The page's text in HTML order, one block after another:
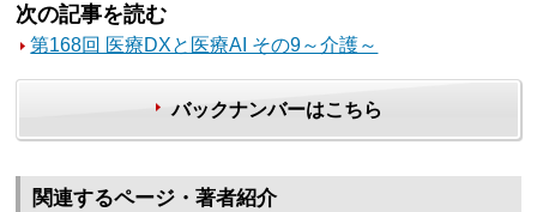
次の記事を読む
第168回 医療DXと医療AI その9～介護～
バックナンバーはこちら
関連するページ・著者紹介